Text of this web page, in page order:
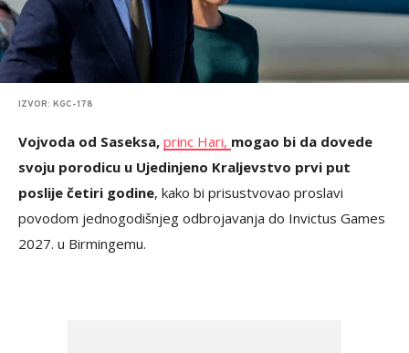
IZVOR: KGC-178
Vojvoda od Saseksa, princ Hari, mogao bi da dovede
svoju porodicu u Ujedinjeno Kraljevstvo prvi put
poslije četiri godine, kako bi prisustvovao proslavi
povodom jednogodišnjeg odbrojavanja do Invictus Games
2027. u Birmingemu.